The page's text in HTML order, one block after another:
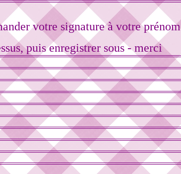
votre signature à votre prénom
puis enregistrer sous - merci